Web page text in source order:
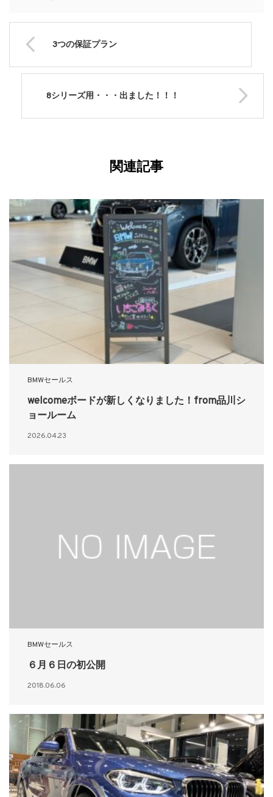
3つの保証プラン
8シリーズ用・・・出ました！！！
関連記事
BMWセールス
welcomeボードが新しくなりました！from品川シ
ョールーム
2026.04.23
BMWセールス
６月６日の初公開
2018.06.06